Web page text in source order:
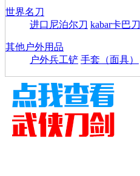
世界名刀
进口尼泊尔刀 kabar卡巴刀
其他户外用品
户外兵工铲 手套（面具）